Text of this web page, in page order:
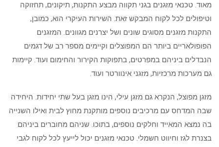
מאוד. טכנאי מזגנים בגני תקווה מבצע התקנות, תיקונים, תחזוקה
וטיפולים לכל לקוח המבקש זאת. השירות העיקרי הוא, כמובן,
התקנות מזגנים מסוגים שונים ושל יצרנים מגוונים. המזגנים
הפופולאריים ביותר הם המפוצלים וקיימים מספר רב של דגמים
הנבדלים ביניהם במפרטים, בתפוקות הקירור והחימום ועוד. קיימות
גם מערכות מרכזיות, מזגני אינוורטר ועוד.
מזגן מפוצל, הנקרא גם מזגן עילי, הינו מזגן בעל שתי יחידות. היחידה
שבה המדחס עם מרכיבים נוספים מותקנת מחוץ לבית ואילו השנייה
בה נמצא המאייד וחלקים נוספים, בתוכו. שניהם מחוברים ביניהם
בצנרת לגז וחיווט חשמלי. טכנאי מזגנים יכול לייעץ לכל לקוח לגבי